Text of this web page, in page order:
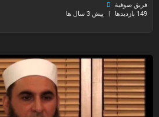
فريق صوفية
149 بازدیدها
| پیش 3 سال ها